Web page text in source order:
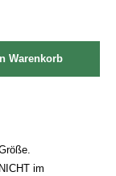
Warenkorb
im